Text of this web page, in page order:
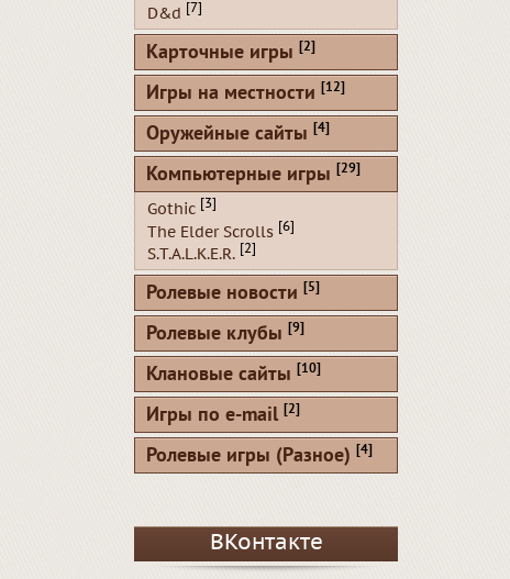
D&d [7]
Карточные игры [2]
Игры на местности [12]
Оружейные сайты [4]
Компьютерные игры [29]
Gothic [3]
The Elder Scrolls [6]
S.T.A.L.K.E.R. [2]
Ролевые новости [5]
Ролевые клубы [9]
Клановые сайты [10]
Игры по e-mail [2]
Ролевые игры (Разное) [4]
ВКонтакте